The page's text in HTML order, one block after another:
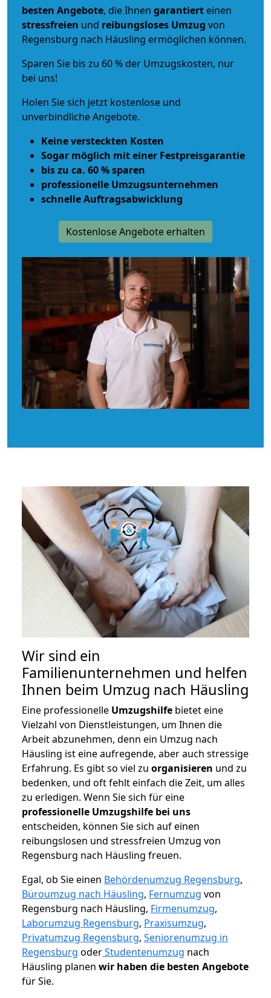
besten Angebote, die Ihnen garantiert einen
stressfreien und reibungsloses Umzug von
Regensburg nach Häusling ermöglichen können.
Sparen Sie bis zu 60 % der Umzugskosten, nur
bei uns!
Holen Sie sich jetzt kostenlose und
unverbindliche Angebote.
Keine versteckten Kosten
Sogar möglich mit einer Festpreisgarantie
bis zu ca. 60 % sparen
professionelle Umzugsunternehmen
schnelle Auftragsabwicklung
Kostenlose Angebote erhalten
Wir sind ein
Familienunternehmen und helfen
Ihnen beim Umzug nach Häusling
Eine professionelle Umzugshilfe bietet eine
Vielzahl von Dienstleistungen, um Ihnen die
Arbeit abzunehmen, denn ein Umzug nach
Häusling ist eine aufregende, aber auch stressige
Erfahrung. Es gibt so viel zu organisieren und zu
bedenken, und oft fehlt einfach die Zeit, um alles
zu erledigen. Wenn Sie sich für eine
professionelle Umzugshilfe bei uns
entscheiden, können Sie sich auf einen
reibungslosen und stressfreien Umzug von
Regensburg nach Häusling freuen.
Egal, ob Sie einen Behördenumzug Regensburg,
Büroumzug nach Häusling, Fernumzug von
Regensburg nach Häusling, Firmenumzug,
Laborumzug Regensburg, Praxisumzug,
Privatumzug Regensburg, Seniorenumzug in
Regensburg oderStudentenumzug nach
Häusling planen wir haben die besten Angebote
für Sie.